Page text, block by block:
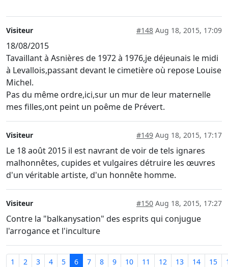
Visiteur #148 Aug 18, 2015, 17:09
18/08/2015
Tavaillant à Asnières de 1972 à 1976,je déjeunais le midi
à Levallois,passant devant le cimetière où repose Louise
Michel.
Pas du même ordre,ici,sur un mur de leur maternelle
mes filles,ont peint un poême de Prévert.
Visiteur #149 Aug 18, 2015, 17:17
Le 18 août 2015 il est navrant de voir de tels ignares
malhonnêtes, cupides et vulgaires détruire les œuvres
d'un véritable artiste, d'un honnête homme.
Visiteur #150 Aug 18, 2015, 17:27
Contre la "balkanysation" des esprits qui conjugue
l'arrogance et l'inculture
1 2 3 4 5 6 7 8 9 10 11 12 13 14 15